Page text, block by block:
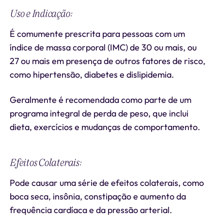
Uso e Indicação:
É comumente prescrita para pessoas com um
índice de massa corporal (IMC) de 30 ou mais, ou
27 ou mais em presença de outros fatores de risco,
como hipertensão, diabetes e dislipidemia.
Geralmente é recomendada como parte de um
programa integral de perda de peso, que inclui
dieta, exercícios e mudanças de comportamento.
Efeitos Colaterais:
Pode causar uma série de efeitos colaterais, como
boca seca, insônia, constipação e aumento da
frequência cardíaca e da pressão arterial.